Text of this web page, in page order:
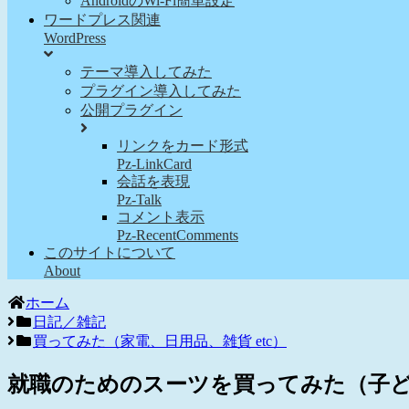
ワードプレス関連
WordPress
テーマ導入してみた
プラグイン導入してみた
公開プラグイン
リンクをカード形式
Pz-LinkCard
会話を表現
Pz-Talk
コメント表示
Pz-RecentComments
このサイトについて
About
ホーム
日記／雑記
買ってみた（家電、日用品、雑貨 etc）
就職のためのスーツを買ってみた（子ど